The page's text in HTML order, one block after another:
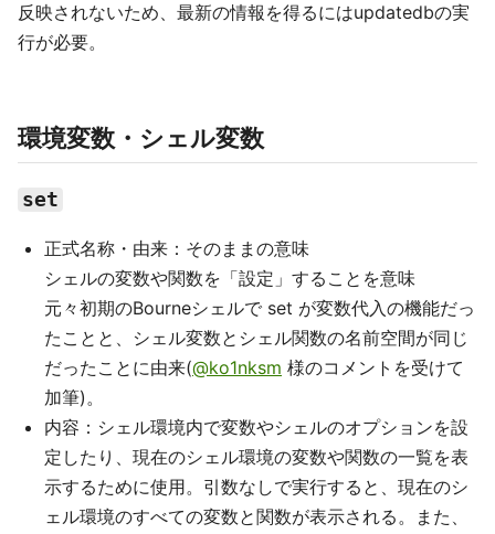
反映されないため、最新の情報を得るにはupdatedbの実
行が必要。
環境変数・シェル変数
set
正式名称・由来：そのままの意味
シェルの変数や関数を「設定」することを意味
元々初期のBourneシェルで set が変数代入の機能だっ
たことと、シェル変数とシェル関数の名前空間が同じ
だったことに由来(@ko1nksm 様のコメントを受けて
加筆)。
内容：シェル環境内で変数やシェルのオプションを設
定したり、現在のシェル環境の変数や関数の一覧を表
示するために使用。引数なしで実行すると、現在のシ
ェル環境のすべての変数と関数が表示される。また、